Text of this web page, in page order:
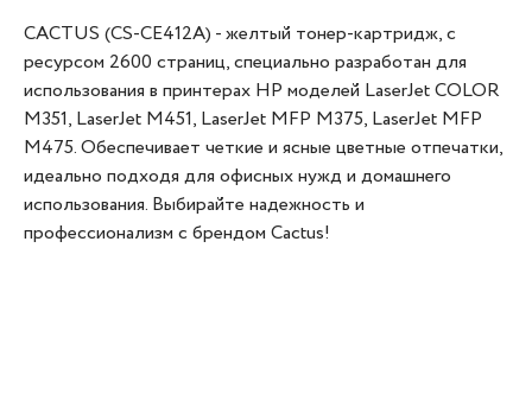
CACTUS (CS-CE412A) - желтый тонер-картридж, с
ресурсом 2600 страниц, специально разработан для
использования в принтерах HP моделей LaserJet COLOR
M351, LaserJet M451, LaserJet MFP M375, LaserJet MFP
M475. Обеспечивает четкие и ясные цветные отпечатки,
идеально подходя для офисных нужд и домашнего
использования. Выбирайте надежность и
профессионализм с брендом Cactus!